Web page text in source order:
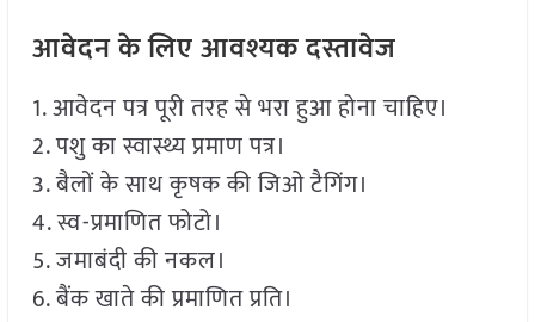
आवेदन के लिए आवश्यक दस्तावेज
1. आवेदन पत्र पूरी तरह से भरा हुआ होना चाहिए।
2. पशु का स्वास्थ्य प्रमाण पत्र।
3. बैलों के साथ कृषक की जिओ टैगिंग।
4. स्व-प्रमाणित फोटो।
5. जमाबंदी की नकल।
6. बैंक खाते की प्रमाणित प्रति।